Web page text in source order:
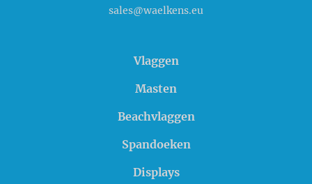
sales@waelkens.eu
Vlaggen
Masten
Beachvlaggen
Spandoeken
Displays